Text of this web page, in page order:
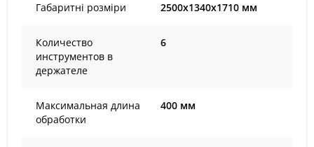
Габаритні розміри 2500x1340x1710 мм
Количество
инструментов в
держателе
6
Максимальная длина
обработки
400 мм